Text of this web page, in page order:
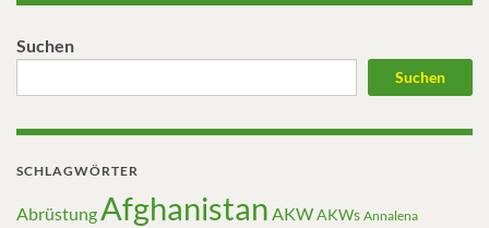
Suchen
Suchen
SCHLAGWÖRTER
Abrüstung Afghanistan AKWAKWs Annalena